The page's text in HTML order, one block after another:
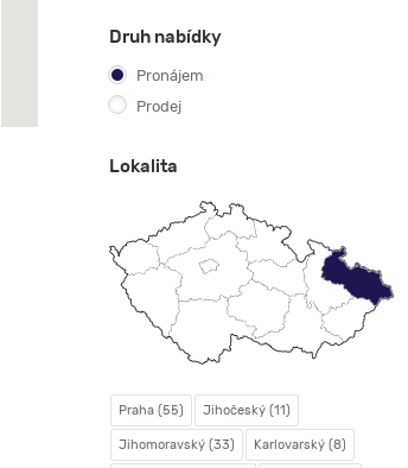
Druh nabídky
Pronájem
Prodej
Lokalita
Praha (55) Jihočeský (11)
Jihomoravský (33) Karlovarský (8)